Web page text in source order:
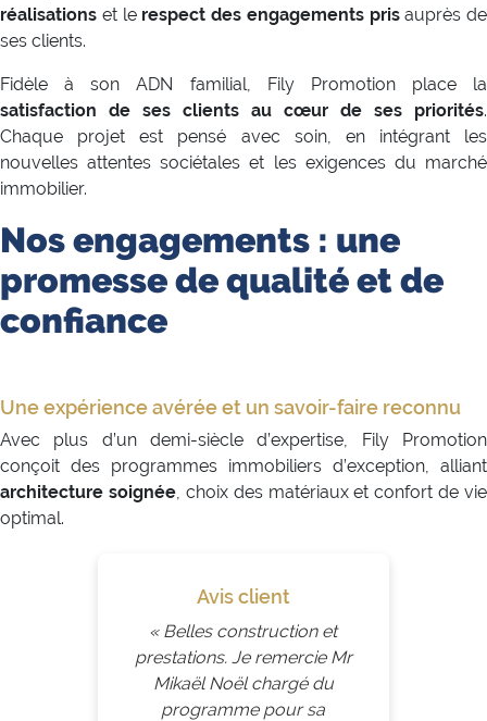
réalisations et le respect des engagements prisauprès de
ses clients.
Fidèle à son ADN familial, Fily Promotion place la
satisfaction de ses clients au cœur de ses priorités.
Chaque projet est pensé avec soin, en intégrant les
nouvelles attentes sociétales et les exigences du marché
immobilier.
Nos engagements : une
promesse de qualité et de
confiance
Une expérience avérée et un savoir-faire reconnu
Avec plus d’un demi-siècle d’expertise, Fily Promotion
conçoit des programmes immobiliers d’exception, alliant
architecture soignée, choix des matériaux et confort de vie
optimal.
Avis client
« Belles construction et
prestations. Je remercie Mr
Mikaël Noël chargé du
programme pour sa